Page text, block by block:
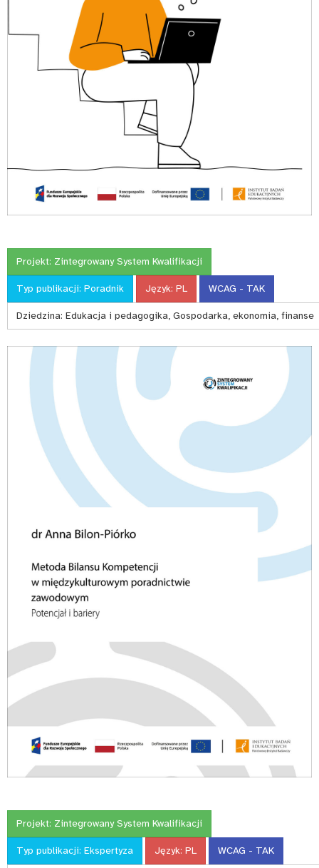
Projekt: Zintegrowany System Kwalifikacji
Typ publikacji: Poradnik Język: PL WCAG - TAK
Dziedzina: Edukacja i pedagogika, Gospodarka, ekonomia, finanse
Projekt: Zintegrowany System Kwalifikacji
Typ publikacji: Ekspertyza Język: PL WCAG - TAK